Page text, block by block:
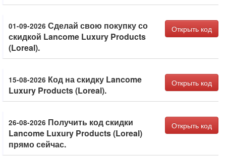
01-09-2026 Сделай свою покупку со
скидкой Lancome Luxury Products
(Loreal).
Открыть код
15-08-2026 Код на скидку Lancome
Luxury Products (Loreal).
Открыть код
26-08-2026 Получить код скидки
Lancome Luxury Products (Loreal)
прямо сейчас.
Открыть код